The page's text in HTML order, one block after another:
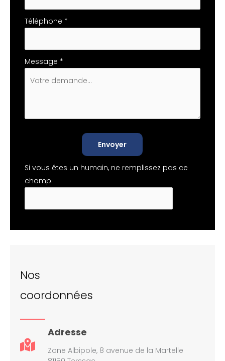
Téléphone *
Message *
Envoyer
Si vous êtes un humain, ne remplissez pas ce
champ.
Nos
coordonnées
Adresse
Zone Albipole, 8 avenue de la Martelle